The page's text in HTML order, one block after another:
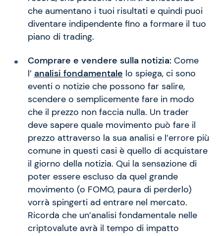
che aumentano i tuoi risultati e quindi puoi
diventare indipendente fino a formare il tuo
piano di trading.
Comprare e vendere sulla notizia: Come
l’ analisi fondamentale lo spiega, ci sono
eventi o notizie che possono far salire,
scendere o semplicemente fare in modo
che il prezzo non faccia nulla. Un trader
deve sapere quale movimento può fare il
prezzo attraverso la sua analisi e l’errore più
comune in questi casi è quello di acquistare
il giorno della notizia. Qui la sensazione di
poter essere escluso da quel grande
movimento (o FOMO, paura di perderlo)
vorrà spingerti ad entrare nel mercato.
Ricorda che un’analisi fondamentale nelle
criptovalute avrà il tempo di impatto